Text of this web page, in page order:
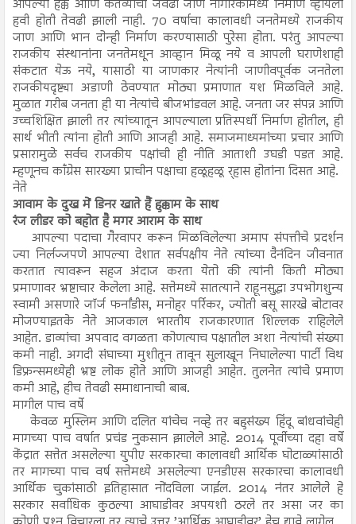
आपल्या हक्क आणि कर्तव्याची जेवढी जाण नागरिकांमध्ये निर्माण व्हायला
हवी होती तेवढी झाली नाही. 70 वर्षाचा कालावधी जनतेमध्ये राजकीय
जाण आणि भान दोन्ही निर्माण करण्यासाठी पुरेसा होता. परंतु आपल्या
राजकीय संस्थानांना जनतेमधून आव्हान मिळू नये व आपली घराणेशाही
संकटात येऊ नये, यासाठी या जाणकार नेत्यांनी जाणीवपूर्वक जनतेला
राजकीयदृष्ट्या अडाणी ठेवण्यात मोठ्या प्रमाणात यश मिळविले आहे.
मुळात गरीब जनता ही या नेत्यांचे बीजभांडवल आहे. जनता जर संपन्न आणि
उच्चशिक्षित झाली तर त्यांच्यातून आपल्याला प्रतिस्पर्धी निर्माण होतील, ही
सार्थ भीती त्यांना होती आणि आजही आहे. समाजमाध्यमांच्या प्रचार आणि
प्रसारामुळे सर्वच राजकीय पक्षांची ही नीति आताशी उघडी पडत आहे.
म्हणूनच काँग्रेस सारख्या प्राचीन पक्षाचा हळूहळू र्‍हास होतांना दिसत आहे.
नेते
आवाम के दुख में डिनर खाते हैं हुक्काम के साथ
रंज लीडर को बहोत है मगर आराम के साथ
आपल्या पदाचा गैरवापर करून मिळविलेल्या अमाप संपत्तीचे प्रदर्शन
ज्या निर्लज्जपणे आपल्या देशात सर्वपक्षीय नेते त्यांच्या दैनंदिन जीवनात
करतात त्यावरून सहज अंदाज करता येतो की त्यांनी किती मोठ्या
प्रमाणावर भ्रष्टाचार केलेला आहे. सत्तेमध्ये सातत्याने राहूनसुद्धा उपभोगशुन्य
स्वामी असणारे जॉर्ज फर्नांडीस, मनोहर पर्रिकर, ज्योती बसू सारखे बोटावर
मोजण्याइतके नेते आजकाल भारतीय राजकारणात शिल्लक राहिलेले
आहेत. डाव्यांचा अपवाद वगळता कोणत्याच पक्षातील अशा नेत्यांची संख्या
कमी नाही. अगदी संघाच्या मुशीतून तावून सुलाखून निघालेल्या पार्टी विथ
डिफ्रन्समध्येही भ्रष्ट लोक होते आणि आजही आहेत. तुलनेत त्यांचे प्रमाण
कमी आहे, हीच तेवढी समाधानाची बाब.
मागील पाच वर्षे
केवळ मुस्लिम आणि दलित यांचेच नव्हे तर बहुसंख्य हिंदू बांधवांचेही
मागच्या पाच वर्षात प्रचंड नुकसान झालेले आहे. 2014 पूर्वीच्या दहा वर्षे
केंद्रात सत्तेत असलेल्या युपीए सरकारचा कालावधी आर्थिक घोटाळ्यांसाठी
तर मागच्या पाच वर्ष सत्तेमध्ये असलेल्या एनडीएस सरकारचा कालावधी
आर्थिक चुकांसाठी इतिहासात नोंदविला जाईल. 2014 नंतर आलेले हे
सरकार सर्वाधिक कुठल्या आघाडीवर अपयशी ठरले तर असा जर का